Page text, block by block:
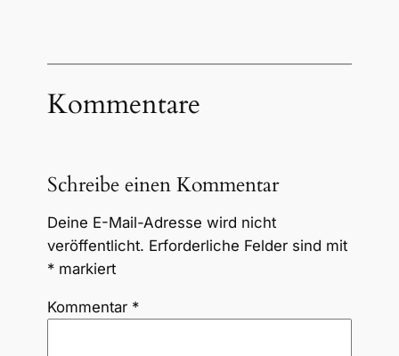
Kommentare
Schreibe einen Kommentar
Deine E-Mail-Adresse wird nicht
veröffentlicht. Erforderliche Felder sind mit
*markiert
Kommentar *